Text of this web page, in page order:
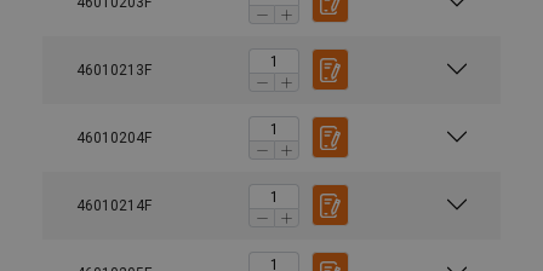
46010213F
46010204F
46010214F